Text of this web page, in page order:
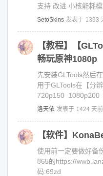
支持 改进 小核能耗
SetoSkins 发表于 1393
【教程】【
畅玩原神1080p
先安装GLTools然后
用于GLTools在【分
720p150 1080p200
洛天依 发表于 1424 天前
【软件】
使用前一定要做好备
865的https://
码:69zd